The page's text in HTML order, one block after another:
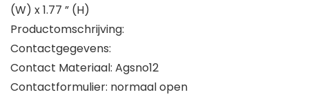
(W) x 1.77 ” (H)
Productomschrijving:
Contactgegevens:
Contact Materiaal: Agsno12
Contactformulier: normaal open